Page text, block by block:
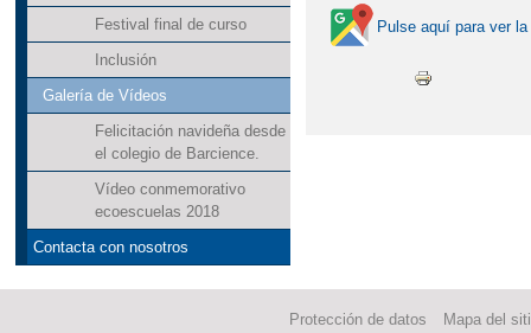
Festival final de curso
Inclusión
Galería de Vídeos
Felicitación navideña desde
el colegio de Barcience.
Vídeo conmemorativo
ecoescuelas 2018
Contacta con nosotros
Pulse aquí para ver
Protección de datos Mapa del